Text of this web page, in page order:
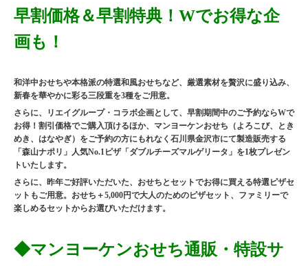
早割価格＆早割特典！Wでお得な企
画も！
和洋中おせちや本格派の特選和風おせちなど、厳選素材を贅沢に盛り込み、
新春を華やかに彩る三段重を3種をご用意。
さらに、リエイグループ・コラボ企画として、早割期間中のご予約ならWで
お得！割引価格でご購入頂けるほか、マンヨーケンおせち（よろこび、とき
めき、はなやぎ）をご予約の方にもれなく石川県金沢市にて製造販売する
「森山ナポリ」人気No.1ピザ「ダブルチーズマルゲリータ」を1枚プレゼン
トいたします。
さらに、昨年ご好評いただいた、おせちとセットでお得に買える特選ピザセ
ットもご用意。おせち＋5,000円で大人のためのピザセット、ファミリーで
楽しめるセットからお選びいただけます。
◆マンヨーケンおせち通販・特設サ